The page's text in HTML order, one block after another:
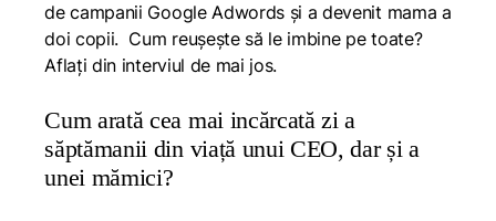
de campanii Google Adwords și a devenit mama a
doi copii. Cum reușește să le imbine pe toate?
Aflați din interviul de mai jos.
Cum arată cea mai incărcată zi a
săptămanii din viață unui CEO, dar și a
unei mămici?